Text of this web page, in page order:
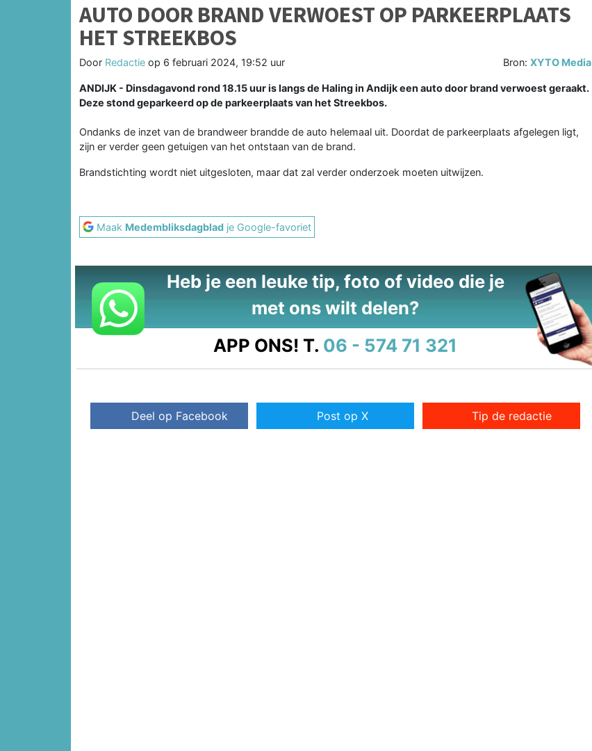
AUTO DOOR BRAND VERWOEST OP PARKEERPLAATS
HET STREEKBOS
Door Redactie op 6 februari 2024, 19:52 uur Bron:XYTO Media
ANDIJK - Dinsdagavond rond 18.15 uur is langs de Haling in Andijk een auto door brand verwoest geraakt.
Deze stond geparkeerd op de parkeerplaats van het Streekbos.
Ondanks de inzet van de brandweer brandde de auto helemaal uit. Doordat de parkeerplaats afgelegen ligt,
zijn er verder geen getuigen van het ontstaan van de brand.
Brandstichting wordt niet uitgesloten, maar dat zal verder onderzoek moeten uitwijzen.
Maak Medembliksdagblad je Google-favoriet
Heb je een leuke tip, foto of video die je
met ons wilt delen?
APP ONS! T. 06 - 574 71 321
Deel op Facebook Post op X Tip de redactie